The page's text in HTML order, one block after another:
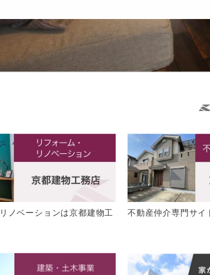
ノベーションは京都建物工
不動産仲介専門サイ